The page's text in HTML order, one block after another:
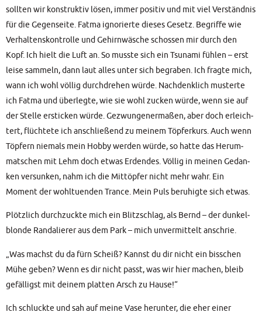
soll­ten wir kon­struk­tiv lösen, immer posi­tiv und mit viel Ver­ständ­nis
für die Gegen­sei­te. Fat­ma igno­rier­te die­ses Gesetz. Begrif­fe wie
Ver­hal­tens­kon­trol­le und Gehirn­wä­sche schos­sen mir durch den
Kopf. Ich hielt die Luft an. So muss­te sich ein Tsu­na­mi füh­len – erst
lei­se sam­meln, dann laut alles unter sich begra­ben. Ich frag­te mich,
wann ich wohl völ­lig durch­dre­hen wür­de. Nach­denk­lich mus­ter­te
ich Fat­ma und über­leg­te, wie sie wohl zucken wür­de, wenn sie auf
der Stel­le ersti­cken wür­de. Gezwun­ge­ner­ma­ßen, aber doch erleich­
tert, flüch­te­te ich anschlie­ßend zu mei­nem Töp­fer­kurs. Auch wenn
Töp­fern nie­mals mein Hob­by wer­den wür­de, so hat­te das Her­um­
mat­schen mit Lehm doch etwas Erden­des. Völ­lig in mei­nen Gedan­
ken ver­sun­ken, nahm ich die Mit­töp­fer nicht mehr wahr. Ein
Moment der wohl­tu­en­den Trance. Mein Puls beru­hig­te sich etwas.
Plötz­lich durch­zuck­te mich ein Blitz­schlag, als Bernd – der dun­kel­
blon­de Ran­da­lie­rer aus dem Park – mich unver­mit­telt anschrie.
„Was machst du da fürn Scheiß? Kannst du dir nicht ein biss­chen
Mühe geben? Wenn es dir nicht passt, was wir hier machen, bleib
gefäl­ligst mit dei­nem plat­ten Arsch zu Hause!“
Ich schluck­te und sah auf mei­ne Vase her­un­ter, die eher einer